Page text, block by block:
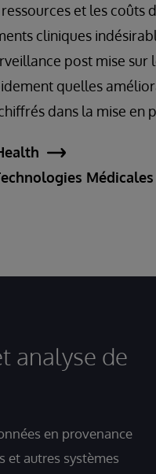
et les
cliniques
post mise
quelles
dans la mise en
Médicales
analyse de
en provenance
et autres systèmes